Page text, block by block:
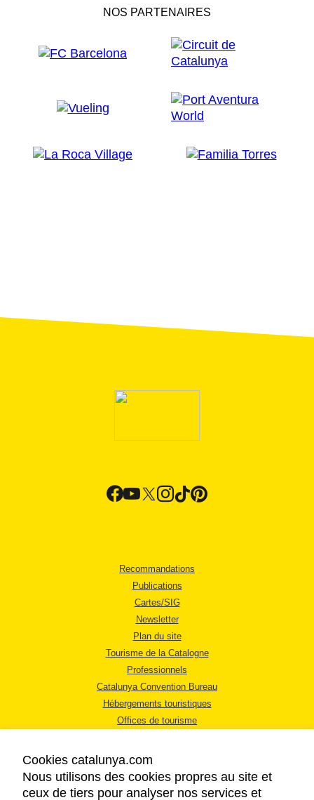
NOS PARTENAIRES
Recommandations
Publications
Cartes/SIG
Newsletter
Plan du site
Tourisme de la Catalogne
Professionnels
Catalunya Convention Bureau
Hébergements touristiques
Offices de tourisme
Cookies catalunya.com
Nous utilisons des cookies propres au site et
ceux de tiers pour analyser nos services et